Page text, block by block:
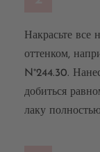
Накрасьте все
оттенком,
N°244.30.
добиться
лаку